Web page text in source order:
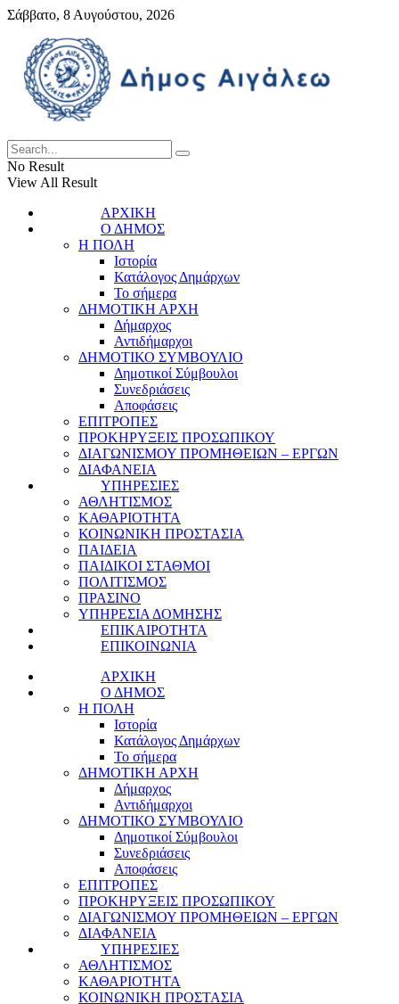
Σάββατο, 8 Αυγούστου, 2026
No Result
View All Result
ΑΡΧΙΚΗ
Ο ΔΗΜΟΣ
Η ΠΟΛΗ
Ιστορία
Κατάλογος Δημάρχων
Το σήμερα
ΔΗΜΟΤΙΚΗ ΑΡΧΗ
Δήμαρχος
Αντιδήμαρχοι
ΔΗΜΟΤΙΚΟ ΣΥΜΒΟΥΛΙΟ
Δημοτικοί Σύμβουλοι
Συνεδριάσεις
Αποφάσεις
ΕΠΙΤΡΟΠΕΣ
ΠΡΟΚΗΡΥΞΕΙΣ ΠΡΟΣΩΠΙΚΟΥ
ΔΙΑΓΩΝΙΣΜΟΥ ΠΡΟΜΗΘΕΙΩΝ – ΕΡΓΩΝ
ΔΙΑΦΑΝΕΙΑ
ΥΠΗΡΕΣΙΕΣ
ΑΘΛΗΤΙΣΜΟΣ
ΚΑΘΑΡΙΟΤΗΤΑ
ΚΟΙΝΩΝΙΚΗ ΠΡΟΣΤΑΣΙΑ
ΠΑΙΔΕΙΑ
ΠΑΙΔΙΚΟΙ ΣΤΑΘΜΟΙ
ΠΟΛΙΤΙΣΜΟΣ
ΠΡΑΣΙΝΟ
ΥΠΗΡΕΣΙΑ ΔΟΜΗΣΗΣ
ΕΠΙΚΑΙΡΟΤΗΤΑ
ΕΠΙΚΟΙΝΩΝΙΑ
ΑΡΧΙΚΗ
Ο ΔΗΜΟΣ
Η ΠΟΛΗ
Ιστορία
Κατάλογος Δημάρχων
Το σήμερα
ΔΗΜΟΤΙΚΗ ΑΡΧΗ
Δήμαρχος
Αντιδήμαρχοι
ΔΗΜΟΤΙΚΟ ΣΥΜΒΟΥΛΙΟ
Δημοτικοί Σύμβουλοι
Συνεδριάσεις
Αποφάσεις
ΕΠΙΤΡΟΠΕΣ
ΠΡΟΚΗΡΥΞΕΙΣ ΠΡΟΣΩΠΙΚΟΥ
ΔΙΑΓΩΝΙΣΜΟΥ ΠΡΟΜΗΘΕΙΩΝ – ΕΡΓΩΝ
ΔΙΑΦΑΝΕΙΑ
ΥΠΗΡΕΣΙΕΣ
ΑΘΛΗΤΙΣΜΟΣ
ΚΑΘΑΡΙΟΤΗΤΑ
ΚΟΙΝΩΝΙΚΗ ΠΡΟΣΤΑΣΙΑ